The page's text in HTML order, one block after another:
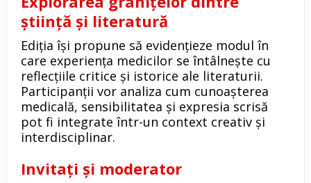
știință și literatură
Ediția își propune să evidențieze modul în
care experiența medicilor se întâlnește cu
reflecțiile critice și istorice ale literaturii.
Participanții vor analiza cum cunoașterea
medicală, sensibilitatea și expresia scrisă
pot fi integrate într-un context creativ și
interdisciplinar.
Invitați și moderator